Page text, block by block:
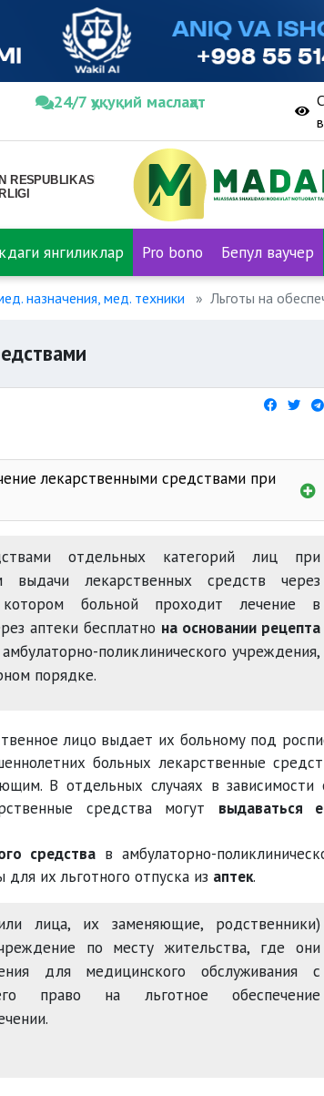
24/7 ҳуқуқий маслаҳат
янгиликлар Pro bono Бепул ваучер
назначения, мед. техники Льготы на
лекарственными средствами при
отдельных категорий лиц при
выдачи лекарственных средств через
котором больной проходит лечение в
аптеки бесплатно на основании рецепта
поликлинического учреждения,
порядке.
лицо выдает их больному под
больных лекарственные
В отдельных случаях в зависимости
средства могут выдаваться
средства в амбулаторно-
их льготного отпуска из аптек.
лица, их заменяющие, родственники)
по месту жительства, где они
для медицинского обслуживания с
право на льготное обеспечение